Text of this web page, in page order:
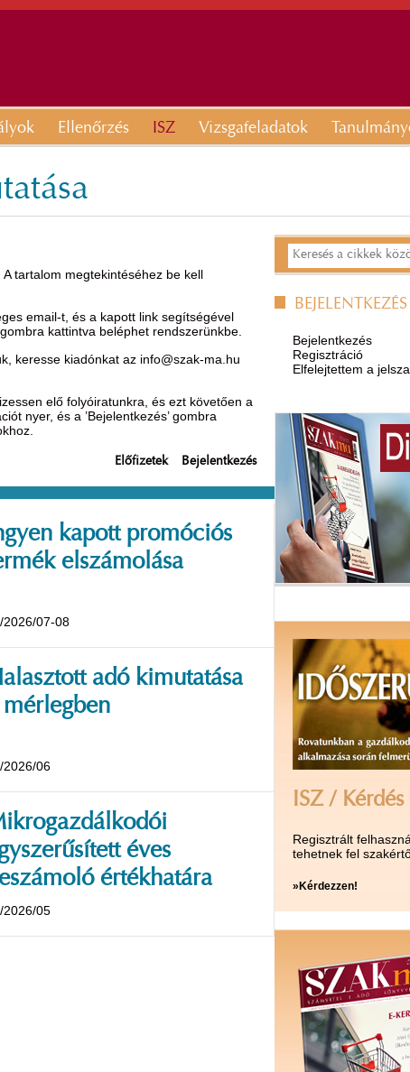
Ellenőrzés ISZ Vizsgafeladatok
tartalom megtekintéséhez be kell
email-t, és a kapott link segítségével
kattintva beléphet rendszerünkbe.
keresse kiadónkat az info@szak-ma.hu
elő folyóiratunkra, és ezt követően a
nyer, és a ’Bejelentkezés’ gombra
Bejelentkezés
Előfizetek
kapott promóciós
elszámolása
2026/07-08
adó kimutatása
mérlegben
2026/06
éves
értékhatára
2026/05
BEJELENTKEZÉS
Bejelentkezés
Regisztráció
Elfelejtettem a
ISZ /
Regisztrált
tehetnek fel
»Kérdezzen!